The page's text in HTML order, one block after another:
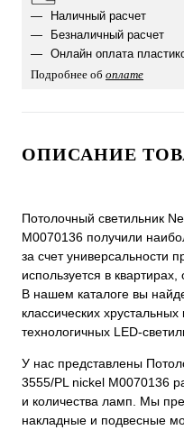
Наличный расчет
Безналичный расчет
Онлайн оплата
Подробнее об оплате
ОПИСАНИЕ
Потолочный светильник
М0070136 получили
за счет универсальности
используется в
В нашем каталоге вы
классических
технологичных LED-
У нас представлены
3555/PL nickel М0070136
и количества ламп. Мы
накладные и подвесные